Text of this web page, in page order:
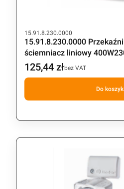
Kod produktu
15.91.8.230.0000
15.91.8.230.0000
ściemniacz liniowy
Cena
125,44 złbez VAT
Do